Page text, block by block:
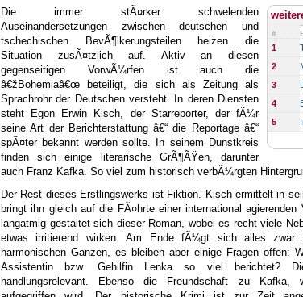
#
1
2
3
4
5
Die immer stÃ¤rker schwelenden
Auseinandersetzungen zwischen deutschen und
tschechischen BevÃ¶lkerungsteilen heizen die
Situation zusÃ¤tzlich auf. Aktiv an diesen
gegenseitigen VorwÃ¼rfen ist auch die
â€žBohemiaâ€œ beteiligt, die sich als Zeitung als
Sprachrohr der Deutschen versteht. In deren Diensten
steht Egon Erwin Kisch, der Starreporter, der fÃ¼r
seine Art der Berichterstattung â€“ die Reportage â€“
spÃ¤ter bekannt werden sollte. In seinem Dunstkreis
finden sich einige literarische GrÃ¶ÃŸen, darunter
auch Franz Kafka. So viel zum historisch verbÃ¼rgten
Der Rest dieses Erstlingswerks ist Fiktion. Kisch ermittelt in
bringt ihn gleich auf die FÃ¤hrte einer international agierenden
langatmig gestaltet sich dieser Roman, wobei es recht viele
etwas irritierend wirken. Am Ende fÃ¼gt sich alles zwar
harmonischen Ganzen, es bleiben aber einige Fragen offen:
Assistentin bzw. Gehilfin Lenka so viel berichtet?
handlungsrelevant. Ebenso die Freundschaft zu Kafka,